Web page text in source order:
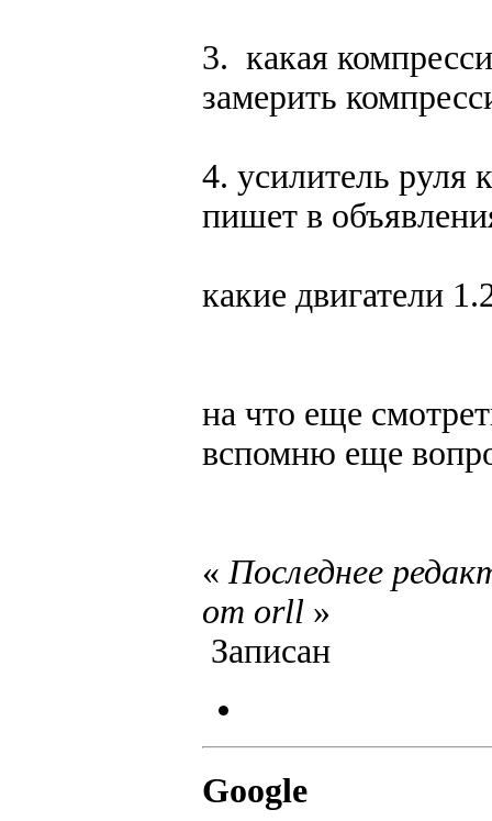
3. какая
замерить
4. усилитель руля
пишет в
какие двигатели
на что еще
вспомню еще
«Последнее
от orll »
Записан
Google